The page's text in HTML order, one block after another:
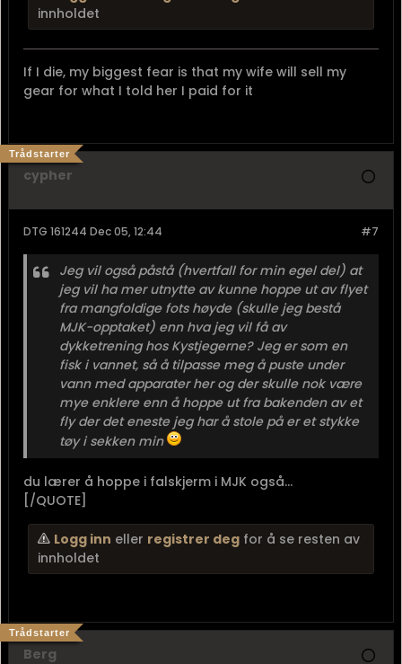
innholdet
If I die, my biggest fear is that my wife will sell my
gear for what I told her I paid for it
cypher
Trådstarter
#7
DTG 161244 Dec 05, 12:44
Jeg vil også påstå (hvertfall for min egel del) at
jeg vil ha mer utnytte av kunne hoppe ut av flyet
fra mangfoldige fots høyde (skulle jeg bestå
MJK-opptaket) enn hva jeg vil få av
dykketrening hos Kystjegerne? Jeg er som en
fisk i vannet, så å tilpasse meg å puste under
vann med apparater her og der skulle nok være
mye enklere enn å hoppe ut fra bakenden av et
fly der det eneste jeg har å stole på er et stykke
tøy i sekken min
du lærer å hoppe i falskjerm i MJK også...
[/QUOTE]
Logg inn eller registrer deg for å se resten av
innholdet
Berg
Trådstarter